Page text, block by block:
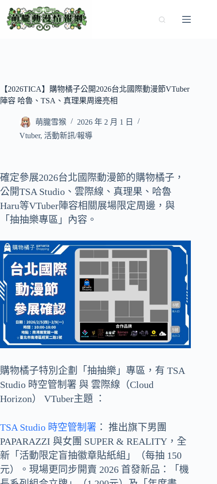
至
【2026TICA】購物橘子公開2026台北國際動漫節VTuber
陣容 哈魯、TSA、真理果周邊亮相
萌朧雪猴
2026 年 2 月 1 日
Vtuber, 活動新訊/報導
確定參展2026台北國際動漫節的購物橘子，
公開TSA Studio、雲際線、真理果、哈魯
Haru等VTuber陣容相關展場限定周邊，與
「抽抽樂專區」內容。
購物橘子特別企劃「抽抽樂」專區，有 TSA
Studio 時空管制署 與 雲際線（Cloud
Horizon） VTuber主題 ：
TSA Studio 時空管制署 ： 推出旗下男團
PAPARAZZI 與女團 SUPER & REALITY，全
新「活動限定盲抽徽章貼紙組」（每抽 150
元）。現場更同步開賣 2026 首發新品：「機